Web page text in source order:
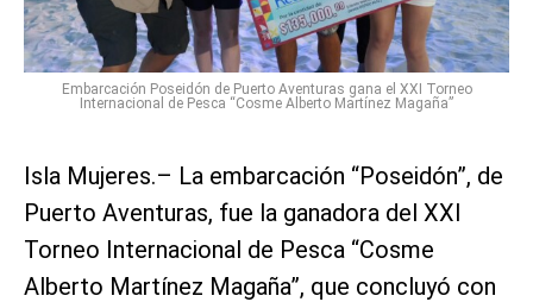
Embarcación Poseidón de Puerto Aventuras gana el XXI Torneo
Internacional de Pesca “Cosme Alberto Martínez Magaña”
Isla Mujeres.– La embarcación “Poseidón”, de
Puerto Aventuras, fue la ganadora del XXI
Torneo Internacional de Pesca “Cosme
Alberto Martínez Magaña”, que concluyó con